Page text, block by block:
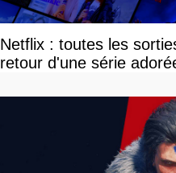
Netflix : toutes les
retour d'une série